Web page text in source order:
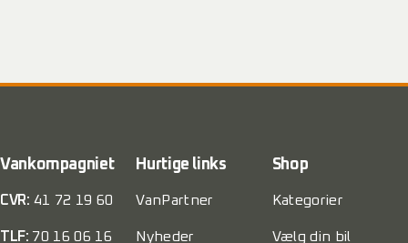
Vankompagniet
CVR: 41 72 19 60
TLF: 70 16 06 16
Hurtige links
VanPartner
Nyheder
Shop
Kategorier
Vælg din bil